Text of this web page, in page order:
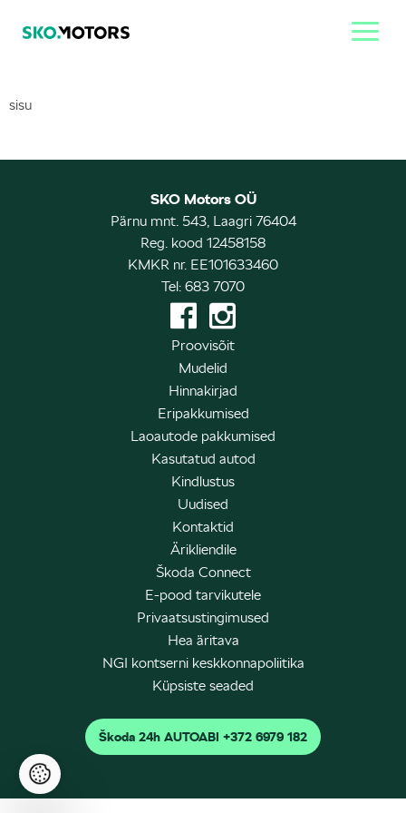
sisu
SKO Motors OÜ
Pärnu mnt. 543, Laagri 76404
Reg. kood 12458158
KMKR nr. EE101633460
Tel: 683 7070
Proovisõit
Mudelid
Hinnakirjad
Eripakkumised
Laoautode pakkumised
Kasutatud autod
Kindlustus
Uudised
Kontaktid
Ärikliendile
Škoda Connect
E-pood tarvikutele
Privaatsustingimused
Hea äritava
NGI kontserni keskkonnapoliitika
Küpsiste seaded
Škoda 24h AUTOABI +372 6979 182